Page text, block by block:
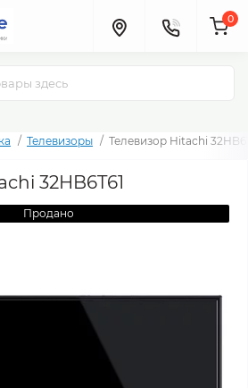
0
Телевизоры Телевизор Hitachi
32HB6T61
Продано